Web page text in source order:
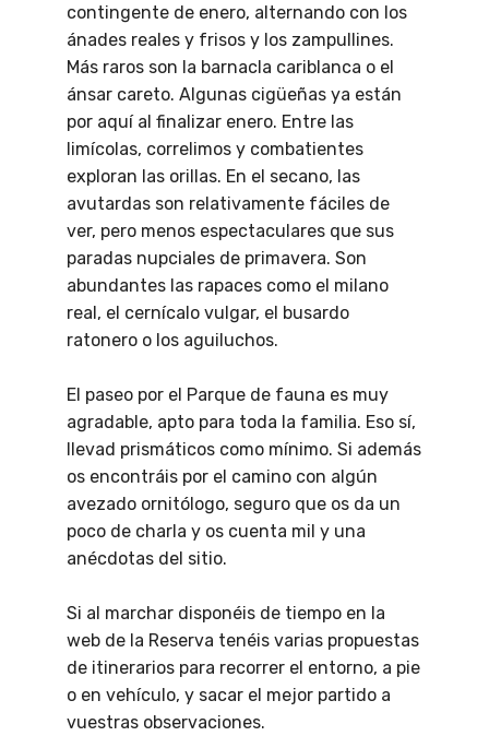
contingente de enero, alternando con los
ánades reales y frisos y los zampullines.
Más raros son la barnacla cariblanca o el
ánsar careto. Algunas cigüeñas ya están
por aquí al finalizar enero. Entre las
limícolas, correlimos y combatientes
exploran las orillas. En el secano, las
avutardas son relativamente fáciles de
ver, pero menos espectaculares que sus
paradas nupciales de primavera. Son
abundantes las rapaces como el milano
real, el cernícalo vulgar, el busardo
ratonero o los aguiluchos.
El paseo por el Parque de fauna es muy
agradable, apto para toda la familia. Eso sí,
llevad prismáticos como mínimo. Si además
os encontráis por el camino con algún
avezado ornitólogo, seguro que os da un
poco de charla y os cuenta mil y una
anécdotas del sitio.
Si al marchar disponéis de tiempo en la
web de la Reserva tenéis varias propuestas
de itinerarios para recorrer el entorno, a pie
o en vehículo, y sacar el mejor partido a
vuestras observaciones.